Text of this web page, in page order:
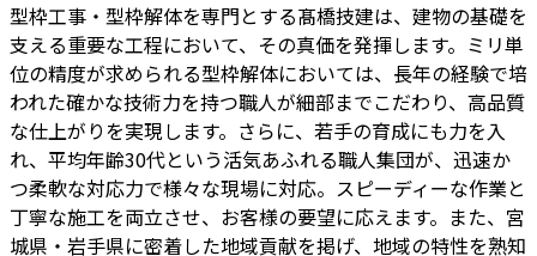
型枠工事・型枠解体を専門とする髙橋技建は、建物の基礎を
支える重要な工程において、その真価を発揮します。ミリ単
位の精度が求められる型枠解体においては、長年の経験で培
われた確かな技術力を持つ職人が細部までこだわり、高品質
な仕上がりを実現します。さらに、若手の育成にも力を入
れ、平均年齢30代という活気あふれる職人集団が、迅速か
つ柔軟な対応力で様々な現場に対応。スピーディーな作業と
丁寧な施工を両立させ、お客様の要望に応えます。また、宮
城県・岩手県に密着した地域貢献を掲げ、地域の特性を熟知